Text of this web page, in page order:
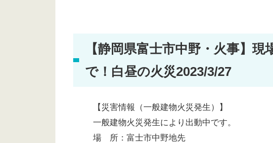
【静岡県富士市中野・火事】
で！白昼の火災2023/3/27
【災害情報（一般建物火災発生）】
一般建物火災発生により出動中です。
場 所：富士市中野地先